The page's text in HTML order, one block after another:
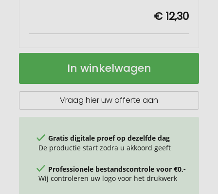
€ 12,30
shirt
gerecycled
In winkelwagen
Vraag hier uw offerte aan
Gratis digitale proef op dezelfde dag
De productie start zodra u akkoord geeft
Professionele bestandscontrole voor €0,-
Wij controleren uw logo voor het drukwerk